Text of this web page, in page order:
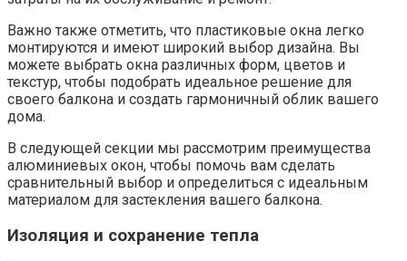
Важно также отметить, что пластиковые окна легко
монтируются и имеют широкий выбор дизайна.​ Вы
можете выбрать окна различных форм, цветов и
текстур, чтобы подобрать идеальное решение для
своего балкона и создать гармоничный облик вашего
дома.​
В следующей секции мы рассмотрим преимущества
алюминиевых окон, чтобы помочь вам сделать
сравнительный выбор и определиться с идеальным
материалом для застекления вашего балкона.​
Изоляция и сохранение тепла